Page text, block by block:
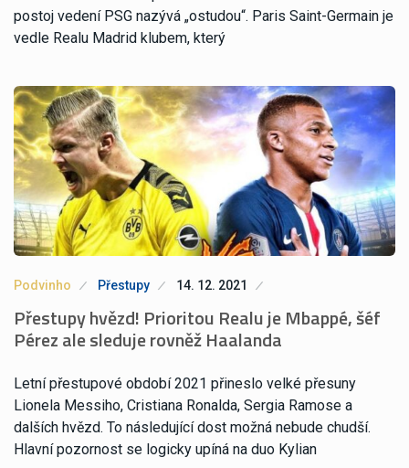
postoj vedení PSG nazývá „ostudou“. Paris Saint-Germain je
vedle Realu Madrid klubem, který
Podvinho Přestupy 14. 12. 2021
Přestupy hvězd! Prioritou Realu je Mbappé, šéf
Pérez ale sleduje rovněž Haalanda
Letní přestupové období 2021 přineslo velké přesuny
Lionela Messiho, Cristiana Ronalda, Sergia Ramose a
dalších hvězd. To následující dost možná nebude chudší.
Hlavní pozornost se logicky upíná na duo Kylian